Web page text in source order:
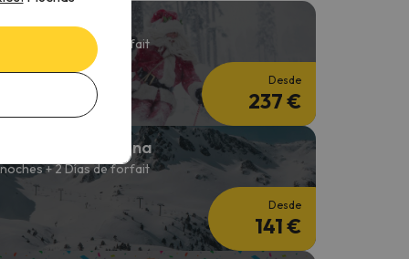
en Navidad
noches + 3 Días de forfait
Desde
237 €
Esquí Fin de Semana
+ 2 Días de forfait
Desde
141 €